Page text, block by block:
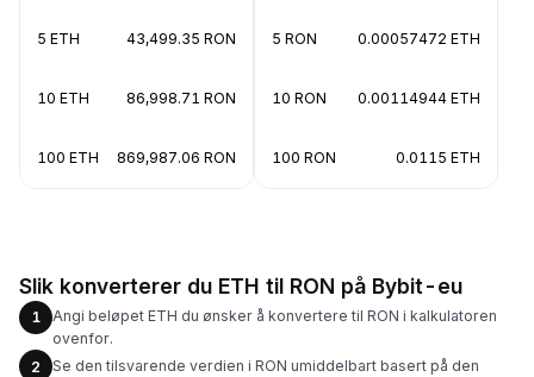
5 ETH 43,499.35 RON
10 ETH 86,998.71 RON
100 ETH 869,987.06 RON
5 RON 0.00057472 ETH
10 RON 0.00114944 ETH
100 RON 0.0115 ETH
Slik konverterer du ETH til RON på Bybit-eu
1
Angi beløpet ETH du ønsker å konvertere til RON i kalkulatoren
ovenfor.
2
Se den tilsvarende verdien i RON umiddelbart basert på den